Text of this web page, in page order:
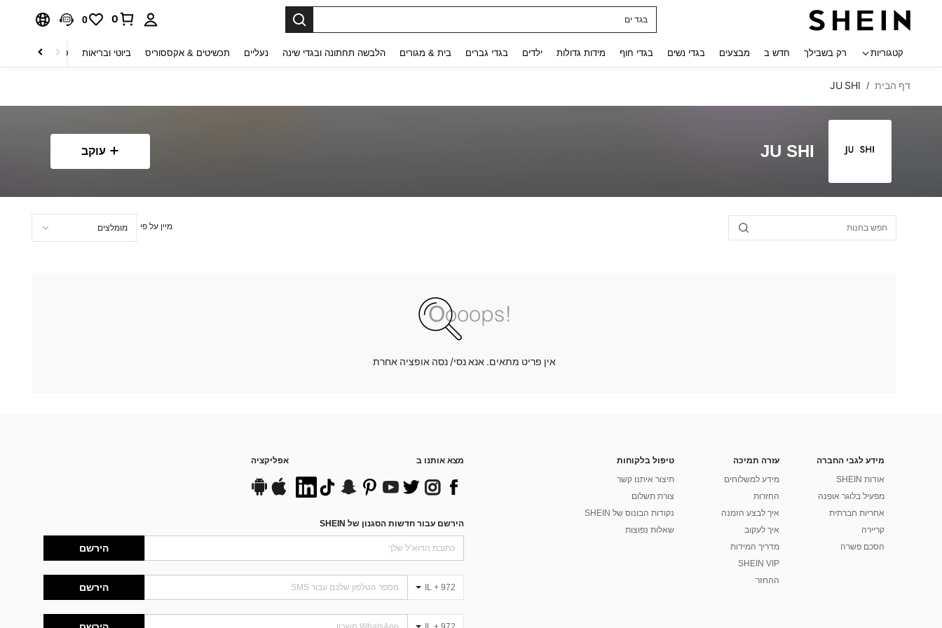
בגד ים
0
0
קטגוריות רק בשבילך חדש ב מבצעים בגדי נשים בגדי חוף מידות גדולות ילדים בגדי גברים בית & מגורים הלבשה תחתונה ובגדי שינה נעליים תכשיטים & אקססוריס ביוטי ובריאות טקסטיל לבית
דף הבית /
JU SHI
JU SHI עוקב
מיין על פי
אין פריט מתאים. אנא נסי/ נסה אופציה אחרת
מידע לגבי החברה
אודות SHEIN
מפעיל בלוגר אופנה
אחריות חברתית
קריירה
הסכם פשרה
עזרה תמיכה
מידע למשלוחים
החזרות
איך לבצע הזמנה
איך לעקוב
מדריך המידות
SHEIN VIP
ההחזר
טיפול בלקוחות
תיצור איתנו קשר
צורת תשלום
נקודות הבונוס של SHEIN
שאלות נפוצות
מצא אותנו ב אפליקציה
הירשם עבור חדשות הסגנון של SHEIN
הירשם
IL + 972 הירשם